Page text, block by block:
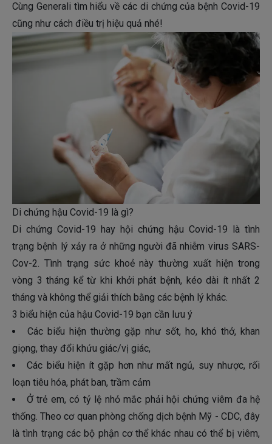
Cùng Generali tìm hiểu về các di chứng của bệnh Covid-19
cũng như cách điều trị hiệu quả nhé!
Di chứng hậu Covid-19 là gì?
Di chứng Covid-19 hay hội chứng hậu Covid-19 là tình
trạng bệnh lý xảy ra ở những người đã nhiễm virus SARS-
Cov-2. Tình trạng sức khoẻ này thường xuất hiện trong
vòng 3 tháng kể từ khi khởi phát bệnh, kéo dài ít nhất 2
tháng và không thể giải thích bằng các bệnh lý khác.
3 biểu hiện của hậu Covid-19 bạn cần lưu ý
Các biểu hiện thường gặp như sốt, ho, khó thở, khan
giọng, thay đổi khứu giác/vị giác,
Các biểu hiện ít gặp hơn như mất ngủ, suy nhược, rối
loạn tiêu hóa, phát ban, trầm cảm
Ở trẻ em, có tỷ lệ nhỏ mắc phải hội chứng viêm đa hệ
thống. Theo cơ quan phòng chống dịch bệnh Mỹ - CDC, đây
là tình trạng các bộ phận cơ thể khác nhau có thể bị viêm,